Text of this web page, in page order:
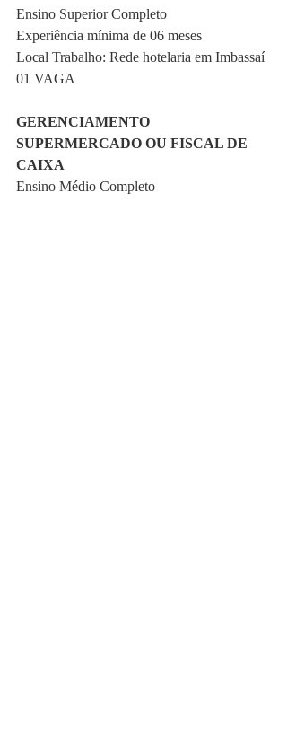
Ensino Superior Completo
Experiência mínima de 06 meses
Local Trabalho: Rede hotelaria em Imbassaí
01 VAGA
GERENCIAMENTO
SUPERMERCADO OU FISCAL DE
CAIXA
Ensino Médio Completo